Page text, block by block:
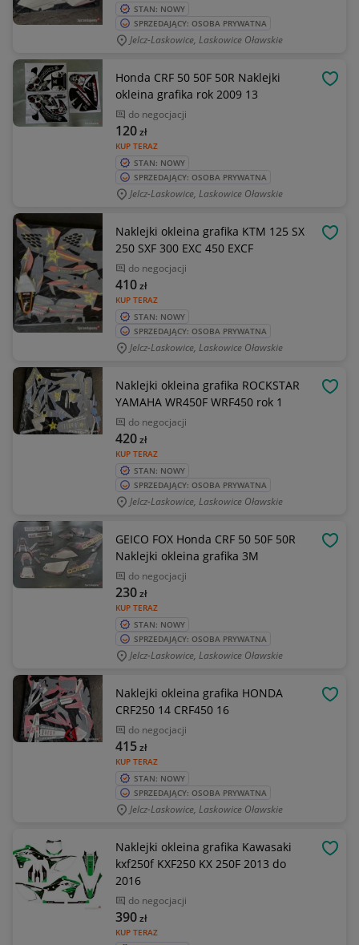
STAN: NOWY
SPRZEDAJĄCY: OSOBA PRYWATNA
Jelcz-Laskowice, Laskowice Oławskie
Honda CRF 50 50F 50R Naklejki
okleina grafika rok 2009 13
do negocjacji
KUP TERAZ
120zł
STAN: NOWY
SPRZEDAJĄCY: OSOBA PRYWATNA
Jelcz-Laskowice, Laskowice Oławskie
Naklejki okleina grafika KTM 125 SX
250 SXF 300 EXC 450 EXCF
do negocjacji
KUP TERAZ
410zł
STAN: NOWY
SPRZEDAJĄCY: OSOBA PRYWATNA
Jelcz-Laskowice, Laskowice Oławskie
Naklejki okleina grafika ROCKSTAR
YAMAHA WR450F WRF450 rok 1
do negocjacji
KUP TERAZ
420zł
STAN: NOWY
SPRZEDAJĄCY: OSOBA PRYWATNA
Jelcz-Laskowice, Laskowice Oławskie
GEICO FOX Honda CRF 50 50F 50R
Naklejki okleina grafika 3M
do negocjacji
KUP TERAZ
230zł
STAN: NOWY
SPRZEDAJĄCY: OSOBA PRYWATNA
Jelcz-Laskowice, Laskowice Oławskie
Naklejki okleina grafika HONDA
CRF250 14 CRF450 16
do negocjacji
KUP TERAZ
415zł
STAN: NOWY
SPRZEDAJĄCY: OSOBA PRYWATNA
Jelcz-Laskowice, Laskowice Oławskie
Naklejki okleina grafika Kawasaki
kxf250f KXF250 KX 250F 2013 do
2016
do negocjacji
KUP TERAZ
390zł